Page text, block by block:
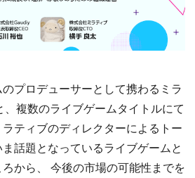
プロデューサーとして携わるミラ
複数のライブゲームタイトルにて
ティブのディレクターによるトー
話題となっているライブゲームと
から、 今後の市場の可能性までを